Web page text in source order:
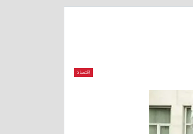
اقتصاد